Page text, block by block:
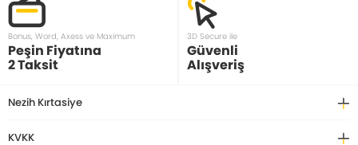
Bonus, Word, Axess ve Maximum
Peşin Fiyatına
2 Taksit
3D Secure ile
Güvenli
Alışveriş
Nezih Kırtasiye
KVKK